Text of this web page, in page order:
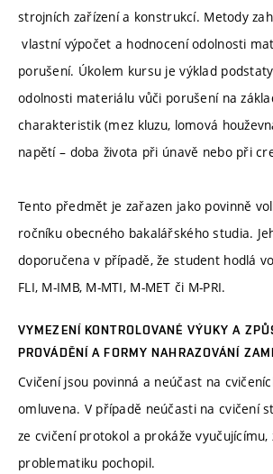
strojních zařízení a konstrukcí. Metody
vlastní výpočet a hodnocení odolnosti
porušení. Úkolem kursu je výklad
odolnosti materiálu vůči porušení na
charakteristik (mez kluzu, lomová
napětí – doba života při únavě nebo při
Tento předmět je zařazen jako povinně
ročníku obecného bakalářského studia.
doporučena v případě, že student hodlá
FLI, M-IMB, M-MTI, M-MET či M-PRI.
VYMEZENÍ KONTROLOVANÉ VÝUKY A
PROVÁDĚNÍ A FORMY NAHRAZOVÁNÍ
Cvičení jsou povinná a neúčast na
omluvena. V případě neúčasti na cvičení
ze cvičení protokol a prokáže vyučujícímu,
problematiku pochopil.